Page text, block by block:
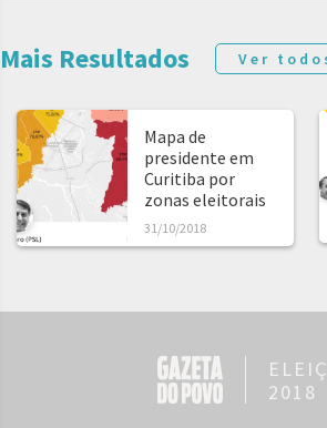
Mais Resultados Ver
Mapa de
presidente em
Curitiba por
zonas eleitorais
31/10/2018
2018